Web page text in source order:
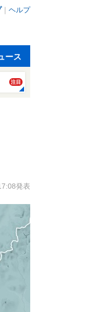
｜ ヘルプ
ース
注目
発表